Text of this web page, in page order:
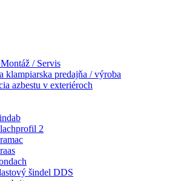
/ Servis
klampiarska predajňa / výroba
azbestu v exteriéroch
2
šindel DDS